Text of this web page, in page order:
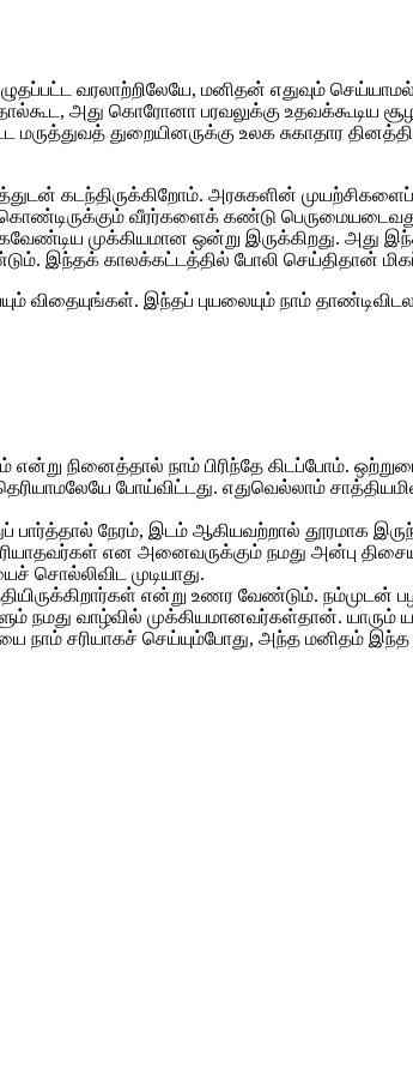
வரலாற்றிலேயே, மனிதன் எதுவும்
அது கொரோனா பரவலுக்கு உதவக்கூடிய
துறையினருக்கு உலக சுகாதார
கடந்திருக்கிறோம். அரசுகளின்
வீரர்களைக் கண்டு
முக்கியமான ஒன்று இருக்கிறது. அது
இந்தக் காலக்கட்டத்தில் போலி செய்திதான்
இந்தப் புயலையும் நாம்
என்று நினைத்தால் நாம் பிரிந்தே கிடப்போம்.
போய்விட்டது. எதுவெல்லாம்
பார்த்தால் நேரம், இடம் ஆகியவற்றால் தூரமாக
என அனைவருக்கும் நமது அன்பு
சொல்லிவிட முடியாது.
என்று உணர வேண்டும். நம்முடன்
நமது வாழ்வில் முக்கியமானவர்கள்தான். யாரும்
சரியாகச் செய்யும்போது, அந்த மனிதம் இந்த